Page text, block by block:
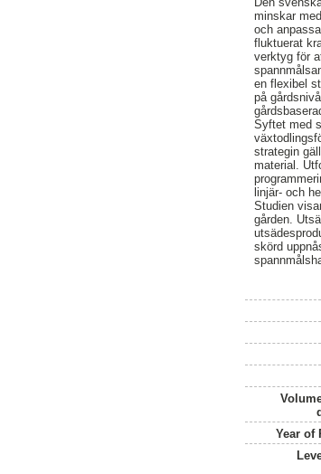
minskar
och
fluktuerat
verktyg för
en flexibel
på
Syftet med
strategin
material.
linjär- och
Studien
gården.
skörd
Year of